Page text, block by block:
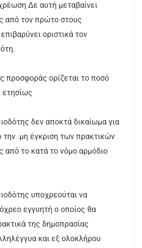
Δε αυτή μεταβαίνει
από τον πρώτο στους
οριστικά τον
προσφοράς ορίζεται το ποσό
δεν αποκτά δικαίωμα για
μη έγκριση των πρακτικών
από το κατά το νόμο αρμόδιο
υποχρεούται να
εγγυητή ο οποίος θα
της δημοπρασίας
και εξ ολοκλήρου